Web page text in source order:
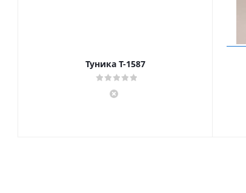
Туника Т-1587